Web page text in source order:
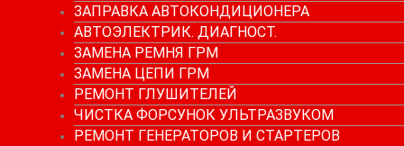
ЗАПРАВКА АВТОКОНДИЦИОНЕРА
АВТОЭЛЕКТРИК. ДИАГНОСТ.
ЗАМЕНА РЕМНЯ ГРМ
ЗАМЕНА ЦЕПИ ГРМ
РЕМОНТ ГЛУШИТЕЛЕЙ
ЧИСТКА ФОРСУНОК УЛЬТРАЗВУКОМ
РЕМОНТ ГЕНЕРАТОРОВ И СТАРТЕРОВ